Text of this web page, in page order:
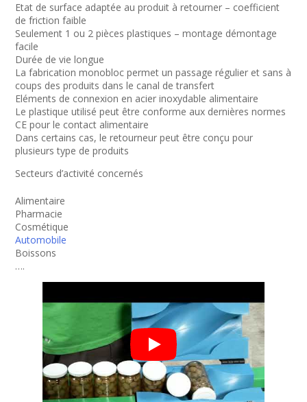
Etat de surface adaptée au produit à retourner – coefficient
de friction faible
Seulement 1 ou 2 pièces plastiques – montage démontage
facile
Durée de vie longue
La fabrication monobloc permet un passage régulier et sans à
coups des produits dans le canal de transfert
Eléments de connexion en acier inoxydable alimentaire
Le plastique utilisé peut être conforme aux dernières normes
CE pour le contact alimentaire
Dans certains cas, le retourneur peut être conçu pour
plusieurs type de produits
Secteurs d’activité concernés
Alimentaire
Pharmacie
Cosmétique
Automobile
Boissons
….